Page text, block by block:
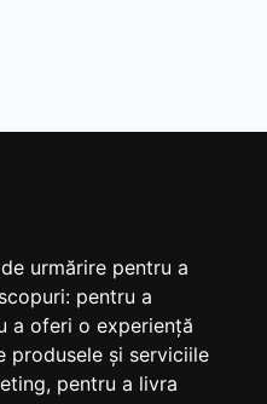
urmărire pentru a
pentru a
a oferi o experiență
produsele și serviciile
, pentru a livra